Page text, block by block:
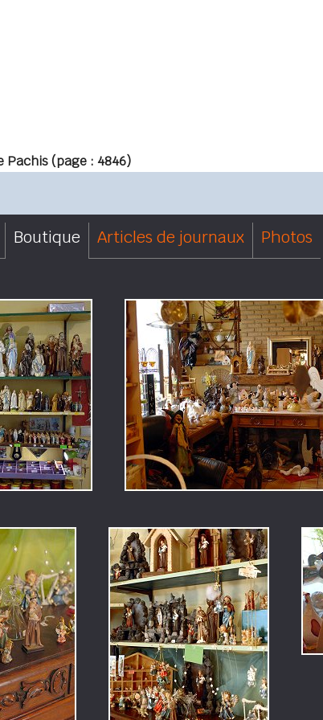
Pachis(page : 4846)
Boutique Articles de journaux Photos